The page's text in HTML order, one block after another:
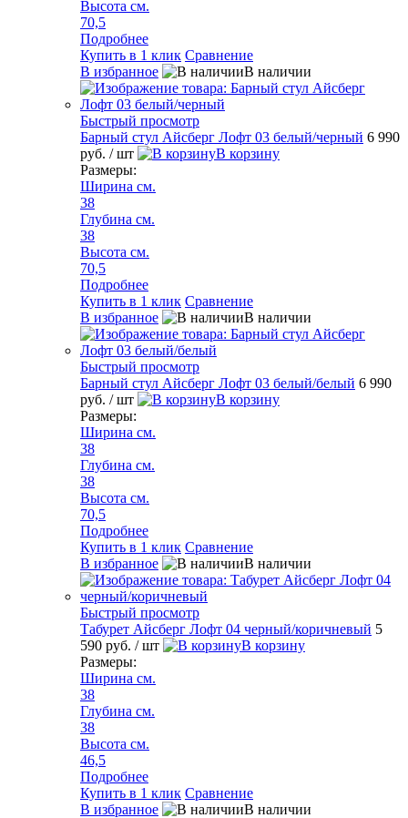
Высота см.
70,5
Подробнее
Купить в 1 клик Сравнение
В избранное
В наличии
Быстрый просмотр
Барный стул Айсберг Лофт 03 белый/черный 6 990
руб. / шт
В корзину
Размеры:
Ширина см.
38
Глубина см.
38
Высота см.
70,5
Подробнее
Купить в 1 клик Сравнение
В избранное
В наличии
Быстрый просмотр
Барный стул Айсберг Лофт 03 белый/белый 6 990
руб. / шт
В корзину
Размеры:
Ширина см.
38
Глубина см.
38
Высота см.
70,5
Подробнее
Купить в 1 клик Сравнение
В избранное
В наличии
Быстрый просмотр
Табурет Айсберг Лофт 04 черный/коричневый 5
590 руб. / шт
В корзину
Размеры:
Ширина см.
38
Глубина см.
38
Высота см.
46,5
Подробнее
Купить в 1 клик Сравнение
В избранное
В наличии